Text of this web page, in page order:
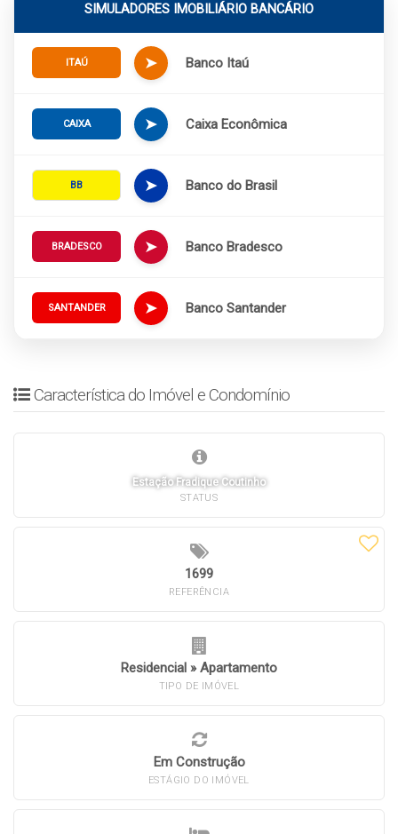
SIMULADORES IMOBILIÁRIO BANCÁRIO
ITAÚ ➤ Banco Itaú
CAIXA ➤ Caixa Econômica
BB ➤ Banco do Brasil
BRADESCO ➤ Banco Bradesco
SANTANDER ➤ Banco Santander
Característica do Imóvel e Condomínio
Estação Fradique Coutinho
STATUS
1699
REFERÊNCIA
Residencial » Apartamento
TIPO DE IMÓVEL
Em Construção
ESTÁGIO DO IMÓVEL